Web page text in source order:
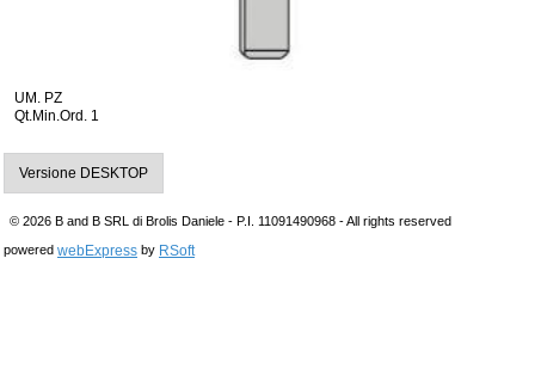
UM. PZ
Qt.Min.Ord. 1
Versione DESKTOP
© 2026 B and B SRL di Brolis Daniele - P.I. 11091490968 - All rights reserved
powered webExpress by RSoft